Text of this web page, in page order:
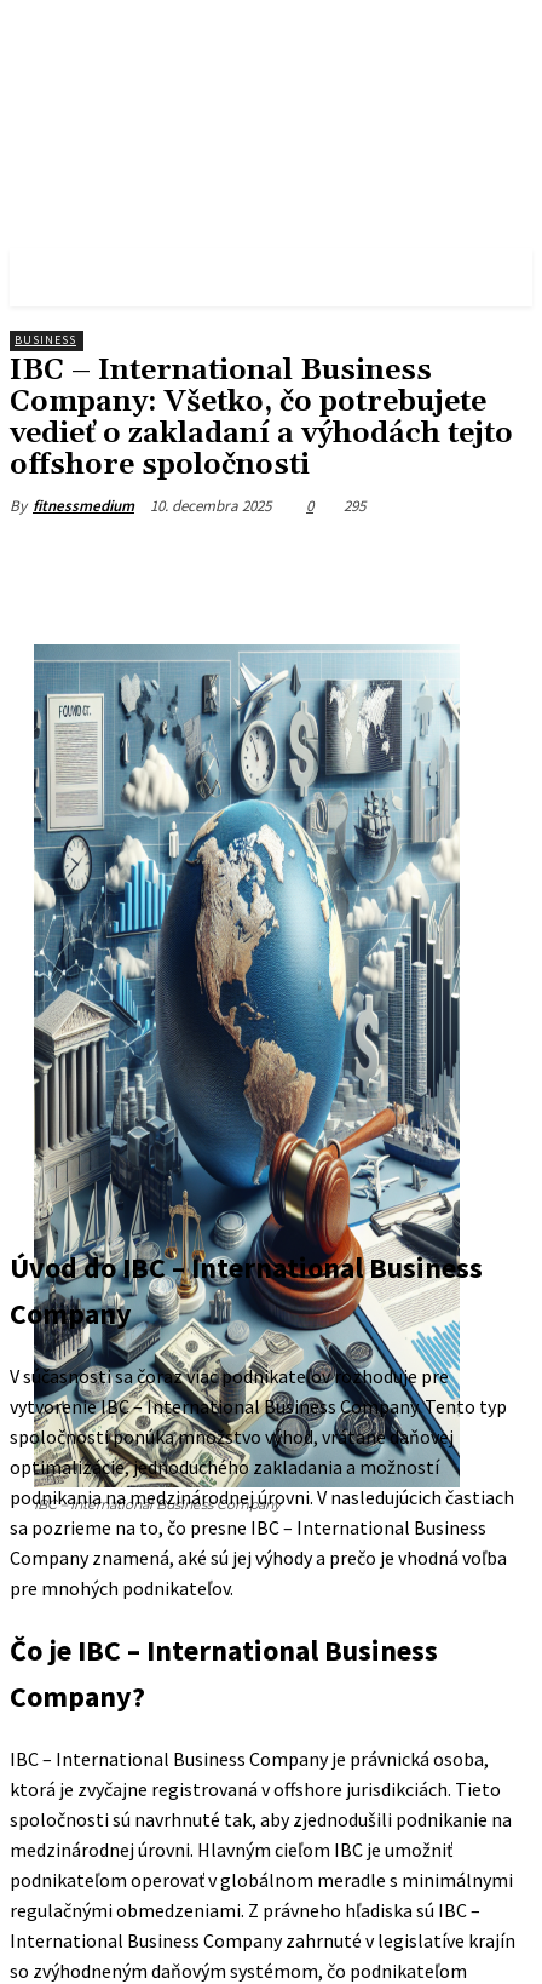
BUSINESS
IBC – International Business
Company: Všetko, čo potrebujete
vedieť o zakladaní a výhodách tejto
offshore spoločnosti
By fitnessmedium 10. decembra 2025 0 295
IBC – International Business Company
Úvod do IBC – International Business
Company
V súčasnosti sa čoraz viac podnikateľov rozhoduje pre
vytvorenie IBC – International Business Company. Tento typ
spoločnosti ponúka množstvo výhod, vrátane daňovej
optimalizácie, jednoduchého zakladania a možností
podnikania na medzinárodnej úrovni. V nasledujúcich častiach
sa pozrieme na to, čo presne IBC – International Business
Company znamená, aké sú jej výhody a prečo je vhodná voľba
pre mnohých podnikateľov.
Čo je IBC – International Business
Company?
IBC – International Business Company je právnická osoba,
ktorá je zvyčajne registrovaná v offshore jurisdikciách. Tieto
spoločnosti sú navrhnuté tak, aby zjednodušili podnikanie na
medzinárodnej úrovni. Hlavným cieľom IBC je umožniť
podnikateľom operovať v globálnom meradle s minimálnymi
regulačnými obmedzeniami. Z právneho hľadiska sú IBC –
International Business Company zahrnuté v legislatíve krajín
so zvýhodneným daňovým systémom, čo podnikateľom